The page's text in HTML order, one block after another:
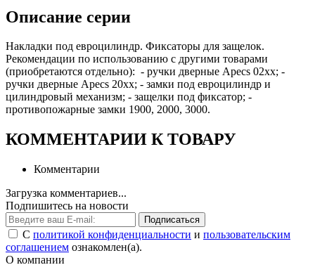
Описание серии
Накладки под евроцилиндр. Фиксаторы для защелок.
Рекомендации по использованию с другими товарами
(приобретаются отдельно): - ручки дверные Apecs 02xx; -
ручки дверные Apecs 20xx; - замки под евроцилиндр и
цилиндровый механизм; - защелки под фиксатор; -
противопожарные замки 1900, 2000, 3000.
КОММЕНТАРИИ К ТОВАРУ
Комментарии
Загрузка комментариев...
Подпишитесь на новости
Подписаться
С политикой конфиденциальности и пользовательским
соглашением ознакомлен(а).
О компании